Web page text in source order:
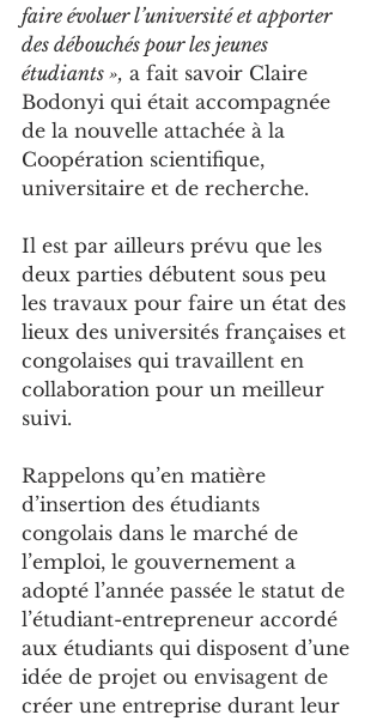
faire évoluer l’université et apporter
des débouchés pour les jeunes
étudiants », a fait savoir Claire
Bodonyi qui était accompagnée
de la nouvelle attachée à la
Coopération scientifique,
universitaire et de recherche.
Il est par ailleurs prévu que les
deux parties débutent sous peu
les travaux pour faire un état des
lieux des universités françaises et
congolaises qui travaillent en
collaboration pour un meilleur
suivi.
Rappelons qu’en matière
d’insertion des étudiants
congolais dans le marché de
l’emploi, le gouvernement a
adopté l’année passée le statut de
l’étudiant-entrepreneur accordé
aux étudiants qui disposent d’une
idée de projet ou envisagent de
créer une entreprise durant leur